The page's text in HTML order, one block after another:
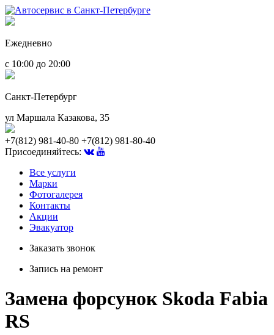
Ежедневно
с 10:00 до 20:00
Санкт-Петербург
ул Маршала Казакова, 35
+7(812) 981-40-80 +7(812) 981-80-40
Присоединяйтесь:
Все услуги
Марки
Фотогалерея
Контакты
Акции
Эвакуатор
Заказать звонок
Запись на ремонт
Замена форсунок Skoda Fabia
RS